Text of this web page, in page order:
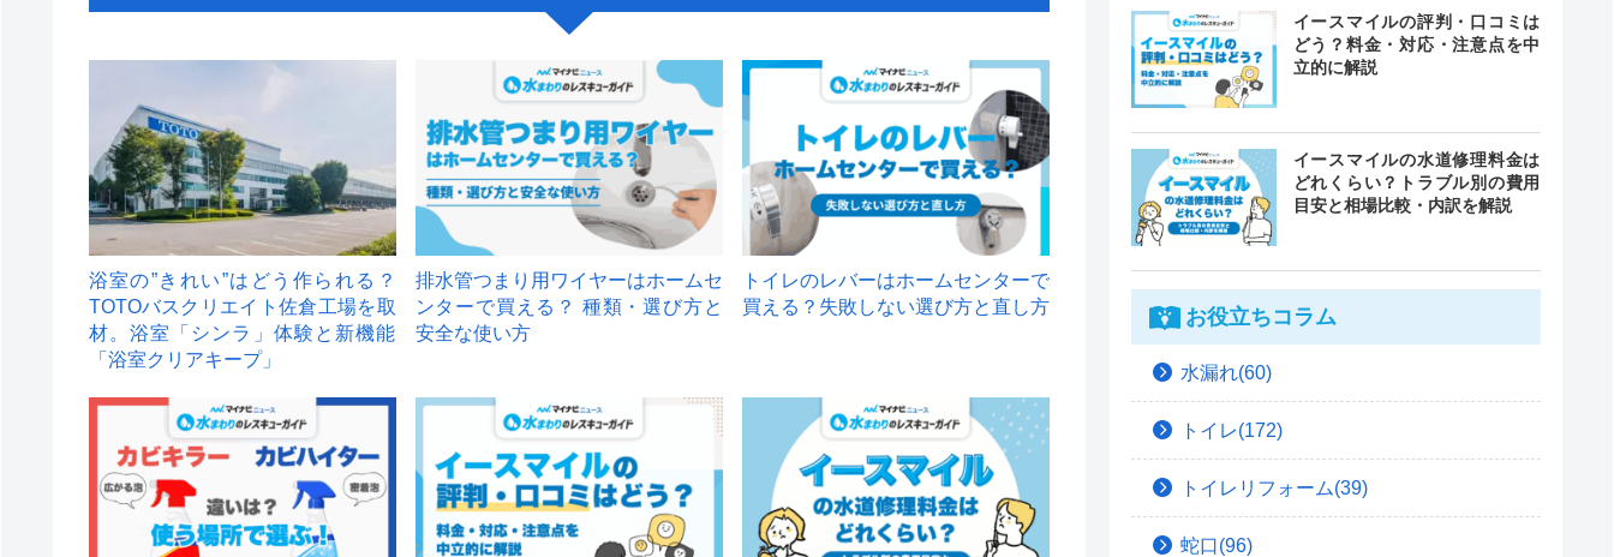
浴室の”きれい”はどう作られる？
TOTOバスクリエイト佐倉工場を取
材。浴室「シンラ」体験と新機能
「浴室クリアキープ」
排水管つまり用ワイヤーはホームセ
ンターで買える？ 種類・選び方と
安全な使い方
トイレのレバーはホームセンターで
買える？失敗しない選び方と直し方
イースマイルの評判・口コミは
どう？料金・対応・注意点を中
立的に解説
イースマイルの水道修理料金は
どれくらい？トラブル別の費用
目安と相場比較・内訳を解説
お役立ちコラム
水漏れ(60)
トイレ(172)
トイレリフォーム(39)
蛇口(96)